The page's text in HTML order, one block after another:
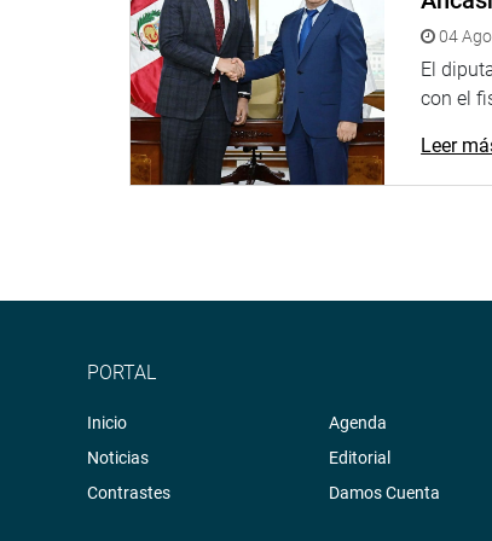
Lima, agosto de 2020
Despacho de la congresista Mirtha
04
El
con el
Leer
PORTAL
Inicio
Noticias
Contrastes
Agenda
Editorial
Damos Cuenta